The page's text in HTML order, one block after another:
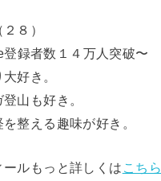
８）
登録者数１４万人突破〜
好き。
登山も好き。
を整える趣味が好き。
ルもっと詳しくは こちら